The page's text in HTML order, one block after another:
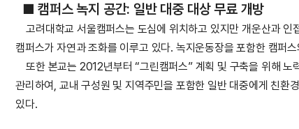
■ 캠퍼스 녹지 공간: 일반 대중 대상 무료 개방
고려대학교 서울캠퍼스는 도심에 위치하고 있지만 개운산과
캠퍼스가 자연과 조화를 이루고 있다. 녹지운동장을 포함한 캠퍼
또한 본교는 2012년부터 “그린캠퍼스” 계획 및 구축을 위해
관리하여, 교내 구성원 및 지역주민을 포함한 일반 대중에게 친환
있다.